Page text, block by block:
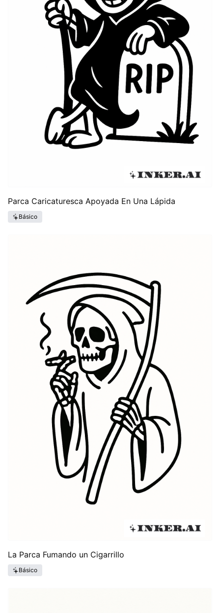
Parca Caricaturesca Apoyada En Una Lápida
Básico
La Parca Fumando un Cigarrillo
Básico